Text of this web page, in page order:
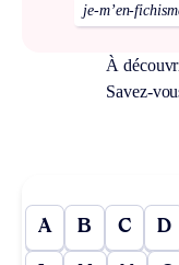
je-m’en-
À
Savez-
A B C D